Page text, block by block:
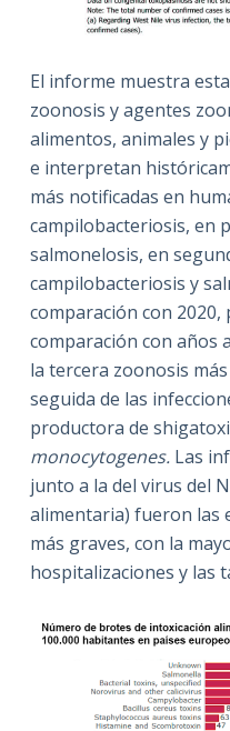
El informe muestra
zoonosis y agentes
alimentos, animales y
e interpretan
más notificadas en
campilobacteriosis, en
salmonelosis, en
campilobacteriosis y
comparación con
comparación con años
la tercera zoonosis
seguida de las
productora de
monocytogenes. Las
junto a la del virus del
alimentaria) fueron las
más graves, con la
hospitalizaciones y las